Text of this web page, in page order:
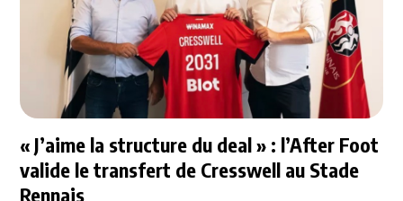
« J’aime la structure du deal » : l’After Foot
valide le transfert de Cresswell au Stade
Rennais